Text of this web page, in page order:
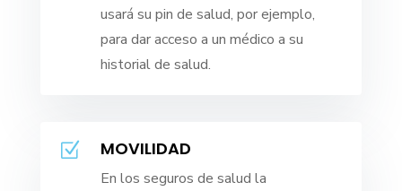
usará su pin de salud, por ejemplo,
para dar acceso a un médico a su
historial de salud.
Z MOVILIDAD
En los seguros de salud la